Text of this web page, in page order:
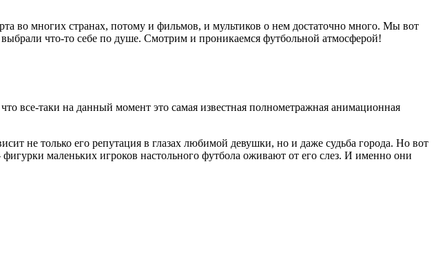
во многих странах, потому и фильмов, и мультиков о нем достаточно много. Мы вот
что-то себе по душе. Смотрим и проникаемся футбольной атмосферой!
все-таки на данный момент это самая известная полнометражная анимационная
не только его репутация в глазах любимой девушки, но и даже судьба города. Но вот
маленьких игроков настольного футбола оживают от его слез. И именно они